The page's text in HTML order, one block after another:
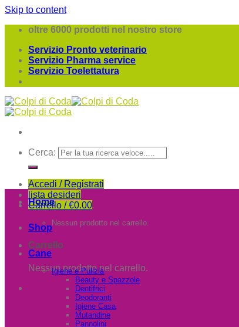
Skip to content
oltre 6000 prodotti nel nostro store
Servizio Pronto veterinario
Servizio Pharma service
Servizio Toelettatura
Cerca:
Accedi / Registrati
lista desideri
Carrello /€0.00
Nessun prodotto nel carrello.
Carrello
Nessun prodotto nel carrello.
Home
Shop
Cane
Igiene e Pulizia
Beauty e Spazzole
Dentifrici
Deodoranti
Igiene Casa
Mutandine
Pannolini